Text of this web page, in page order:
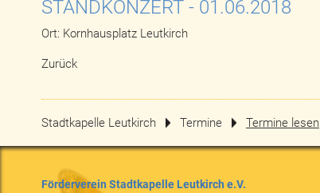
STANDKONZERT - 01.06.2018
Ort: Kornhausplatz Leutkirch
Zurück
Stadtkapelle Leutkirch Termine Termine lesen
Förderverein Stadtkapelle Leutkirch e.V.